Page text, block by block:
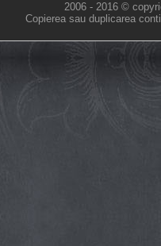
2006 - 2016 ©
Copierea sau duplicarea